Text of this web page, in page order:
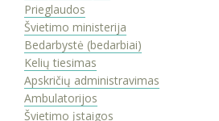
Prieglaudos
Švietimo ministerija
Bedarbystė (bedarbiai)
Kelių tiesimas
Apskričių administravimas
Ambulatorijos
Švietimo įstaigos